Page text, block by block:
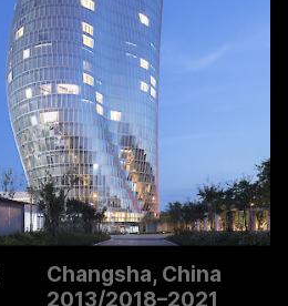
Changsha, China
2013/2018–2021